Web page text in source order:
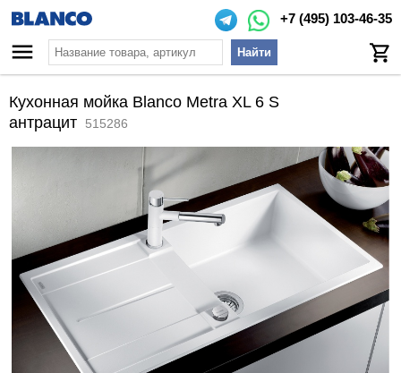
+7 (495) 103-46-35
Найти
Кухонная мойка Blanco Metra XL 6 S
антрацит
515286